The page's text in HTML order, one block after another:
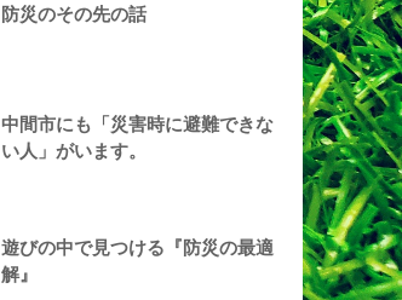
防災のその先の話
中間市にも「災害時に避難できな
い人」がいます。
遊びの中で見つける『防災の最適
解』